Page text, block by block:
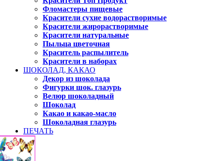
Фломастеры пищевые
Красители сухие водорастворимые
Красители жирорастворимые
Красители натуральные
Пыльца цветочная
Краситель распылитель
Красители в наборах
ШОКОЛАД, КАКАО
Декор из шоколада
Фигурки шок. глазурь
Велюр шоколадный
Шоколад
Какао и какао-масло
Шоколадная глазурь
ПЕЧАТЬ